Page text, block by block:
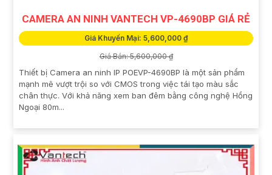
CAMERA AN NINH VANTECH VP-4690BP GIÁ RẺ
Giá Khuyến Mại: 5,600,000 ₫
Giá Bán: 5,600,000 ₫
Thiết bị Camera an ninh IP POEVP-4690BP là một sản phẩm
mạnh mẽ vượt trội so với CMOS trong việc tái tạo màu sắc
chân thực. Với khả năng xem ban đêm bằng công nghệ Hồng
Ngoại 80m...